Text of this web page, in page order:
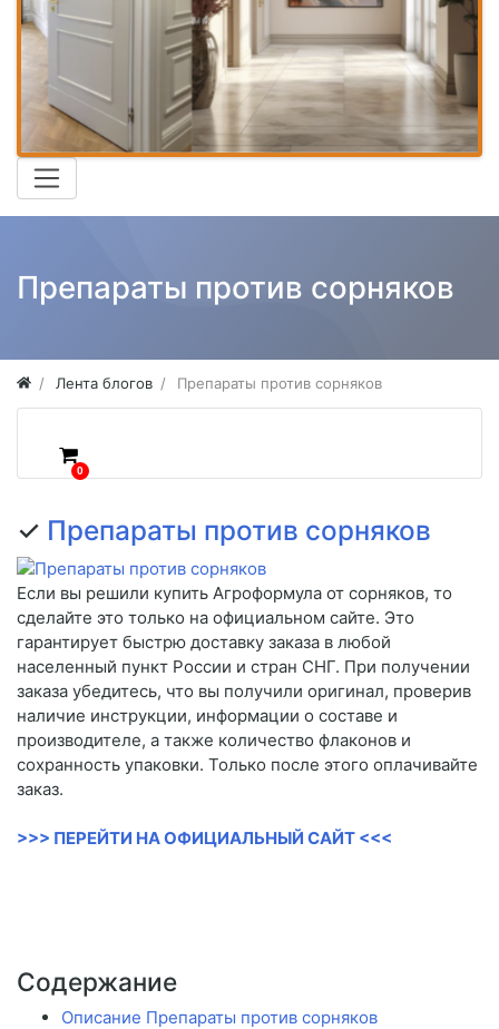
Препараты против сорняков
Лента блогов Препараты против сорняков
0
✓ Препараты против сорняков
Если вы решили купить Агроформула от сорняков, то
сделайте это только на официальном сайте. Это
гарантирует быстрю доставку заказа в любой
населенный пункт России и стран СНГ. При получении
заказа убедитесь, что вы получили оригинал, проверив
наличие инструкции, информации о составе и
производителе, а также количество флаконов и
сохранность упаковки. Только после этого оплачивайте
заказ.
>>> ПЕРЕЙТИ НА ОФИЦИАЛЬНЫЙ САЙТ <<<
Содержание
Описание Препараты против сорняков